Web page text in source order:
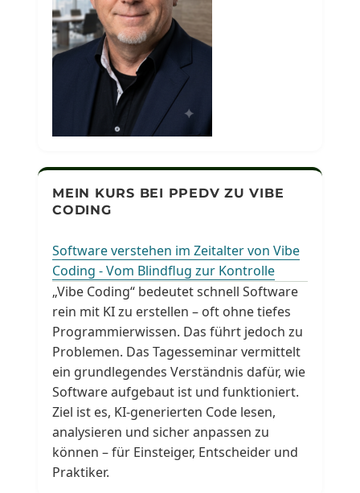
MEIN KURS BEI PPEDV ZU VIBE
CODING
Software verstehen im Zeitalter von Vibe
Coding - Vom Blindflug zur Kontrolle
„Vibe Coding“ bedeutet schnell Software
rein mit KI zu erstellen – oft ohne tiefes
Programmierwissen. Das führt jedoch zu
Problemen. Das Tagesseminar vermittelt
ein grundlegendes Verständnis dafür, wie
Software aufgebaut ist und funktioniert.
Ziel ist es, KI-generierten Code lesen,
analysieren und sicher anpassen zu
können – für Einsteiger, Entscheider und
Praktiker.